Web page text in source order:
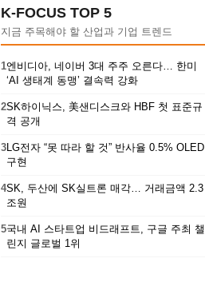
K-FOCUS TOP 5
지금 주목해야 할 산업과 기업 트렌드
1엔비디아, 네이버 3대 주주 오른다… 한미
‘AI 생태계 동맹’ 결속력 강화
2SK하이닉스, 美샌디스크와 HBF 첫 표준규
격 공개
3LG전자 “못 따라 할 것” 반사율 0.5% OLED
구현
4SK, 두산에 SK실트론 매각… 거래금액 2.3
조원
5국내 AI 스타트업 비드래프트, 구글 주최 챌
린지 글로벌 1위